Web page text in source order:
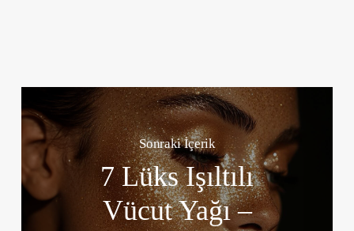
Sonraki İçerik
7 Lüks Işıltılı
Vücut Yağı –